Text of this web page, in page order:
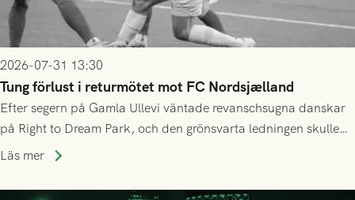
2026-07-31 13:30
Tung förlust i returmötet mot FC Nordsjælland
Efter segern på Gamla Ullevi väntade revanschsugna danskar
på Right to Dream Park, och den grönsvarta ledningen skulle
upphöra efter mindre än kvarten spelad. På lika mark visade
tennissiffror och det grönsvarta europaäventyret tog slut.
Läs mer